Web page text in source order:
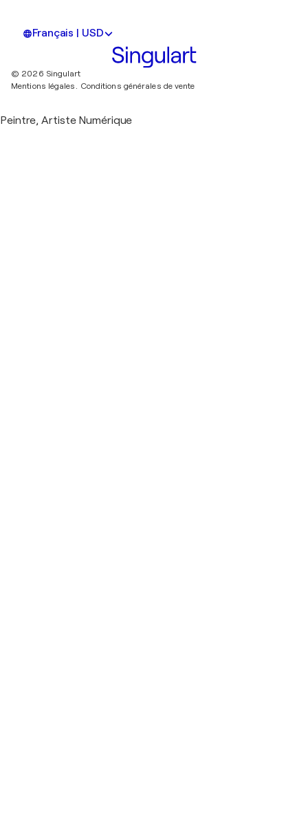
Français | USD
© 2026 Singulart
Mentions légales. Conditions générales de vente
Peintre, Artiste Numérique